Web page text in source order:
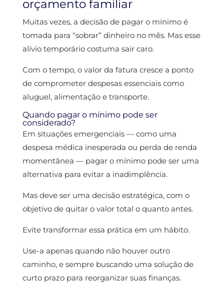
orçamento familiar
Muitas vezes, a decisão de pagar o mínimo é
tomada para “sobrar” dinheiro no mês. Mas esse
alívio temporário costuma sair caro.
Com o tempo, o valor da fatura cresce a ponto
de comprometer despesas essenciais como
aluguel, alimentação e transporte.
Quando pagar o mínimo pode ser
considerado?
Em situações emergenciais — como uma
despesa médica inesperada ou perda de renda
momentânea — pagar o mínimo pode ser uma
alternativa para evitar a inadimplência.
Mas deve ser uma decisão estratégica, com o
objetivo de quitar o valor total o quanto antes.
Evite transformar essa prática em um hábito.
Use-a apenas quando não houver outro
caminho, e sempre buscando uma solução de
curto prazo para reorganizar suas finanças.